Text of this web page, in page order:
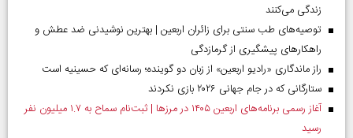
زندگی می‌کنند
توصیه‌های طب سنتی برای زائران اربعین | بهترین نوشیدنی ضد عطش و
راهکارهای پیشگیری از گرمازدگی
راز ماندگاری «رادیو اربعین» از زبان دو گوینده؛ رسانه‌ای که حسینیه است
ستارگانی که در جام جهانی ۲۰۲۶ بازی نکردند
آغاز رسمی برنامه‌های اربعین ۱۴۰۵ در مرز‌ها | ثبت‌نام سماح به ۱.۷ میلیون نفر
رسید